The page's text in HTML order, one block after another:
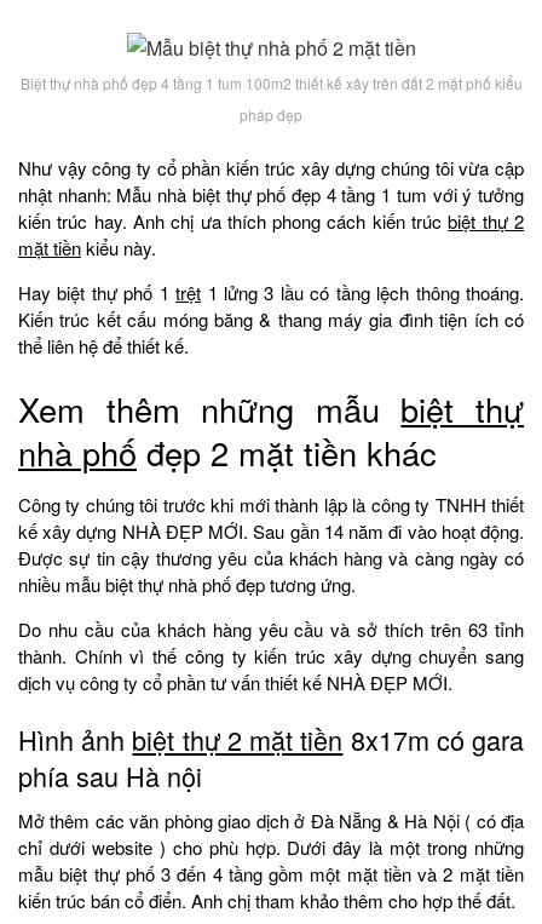
Biệt thự nhà phố đẹp 4 tầng 1 tum 100m2 thiết kế xây trên đất 2 mặt phố kiểu
pháp đẹp
Như vậy công ty cổ phần kiến trúc xây dựng chúng tôi vừa cập
nhật nhanh: Mẫu nhà biệt thự phố đẹp 4 tầng 1 tum với ý tưởng
kiến trúc hay. Anh chị ưa thích phong cách kiến trúcbiệt thự 2
mặt tiềnkiểu này.
Hay biệt thự phố 1trệt 1 lửng 3 lầu có tầng lệch thông thoáng.
Kiến trúc kết cấu móng băng & thang máy gia đình tiện ích có
thể liên hệ để thiết kế.
Xem thêm những mẫu biệt thự
nhà phố đẹp 2 mặt tiền khác
Công ty chúng tôi trước khi mới thành lập là công ty TNHH thiết
kế xây dựng NHÀ ĐẸP MỚI. Sau gần 14 năm đi vào hoạt động.
Được sự tin cậy thương yêu của khách hàng và càng ngày có
nhiều mẫu biệt thự nhà phố đẹp tương ứng.
Do nhu cầu của khách hàng yêu cầu và sở thích trên 63 tỉnh
thành. Chính vì thế công ty kiến trúc xây dựng chuyển sang
dịch vụ công ty cổ phần tư vấn thiết kế NHÀ ĐẸP MỚI.
Hình ảnh biệt thự 2 mặt tiền 8x17m có gara
phía sau Hà nội
Mở thêm các văn phòng giao dịch ở Đà Nẵng & Hà Nội ( có địa
chỉ dưới website ) cho phù hợp. Dưới đây là một trong những
mẫu biệt thự phố 3 đến 4 tầng gồm một mặt tiền và 2 mặt tiền
kiến trúc bán cổ điển. Anh chị tham khảo thêm cho hợp thế đất.